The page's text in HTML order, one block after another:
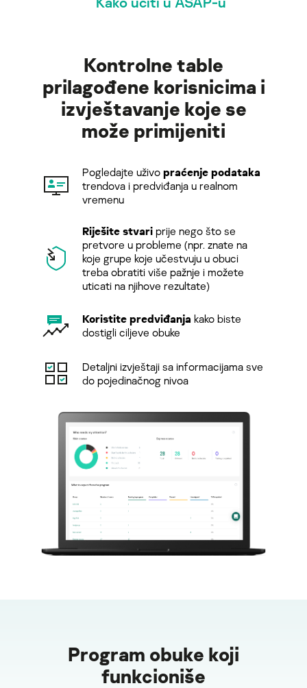
Kontrolne table
prilagođene korisnicima i
izvještavanje koje se
može primijeniti
Pogledajte uživo praćenje podataka
trendova i predviđanja u realnom
vremenu
Riješite stvari prije nego što se
pretvore u probleme (npr. znate na
koje grupe koje učestvuju u obuci
treba obratiti više pažnje i možete
uticati na njihove rezultate)
Koristite predviđanja kako biste
dostigli ciljeve obuke
Detaljni izvještaji sa informacijama sve
do pojedinačnog nivoa
Program obuke koji
funkcioniše